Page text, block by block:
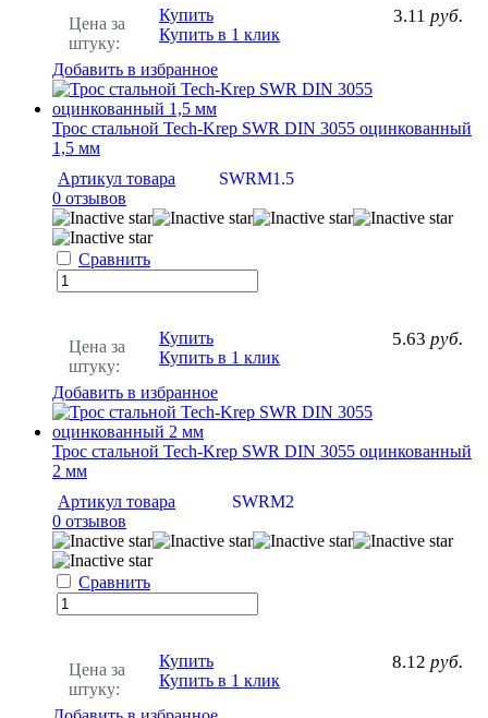
Цена за
штуку:
3.11 руб.
Купить
Купить в 1 клик
Добавить в избранное
Трос стальной Tech-Krep SWR DIN 3055 оцинкованный
1,5 мм
Артикул товара
SWRM1.5
0 отзывов
Сравнить
Цена за
штуку:
5.63 руб.
Купить
Купить в 1 клик
Добавить в избранное
Трос стальной Tech-Krep SWR DIN 3055 оцинкованный
2 мм
Артикул товара
SWRM2
0 отзывов
Сравнить
Цена за
штуку:
8.12 руб.
Купить
Купить в 1 клик